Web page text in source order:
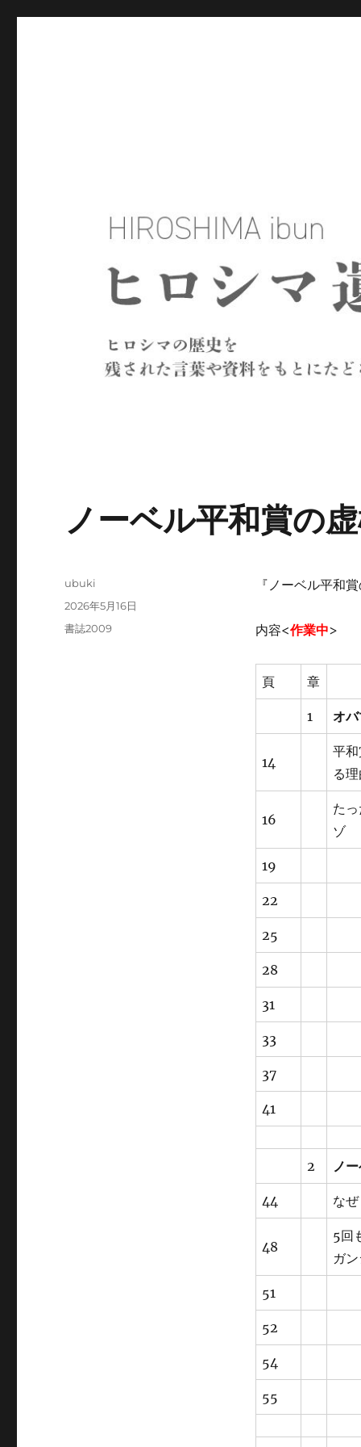
ノーベル平和賞の
『ノーベル平和
内容<作業中>
頁 章
1 オ
14
平
る
16
た
ゾ
19
22
25
28
31
33
37
41
2 ノ
44 な
48
5回
ガ
51
52
54
55
投
ubuki
投
稿
2026年5月16日
カ
書誌2009